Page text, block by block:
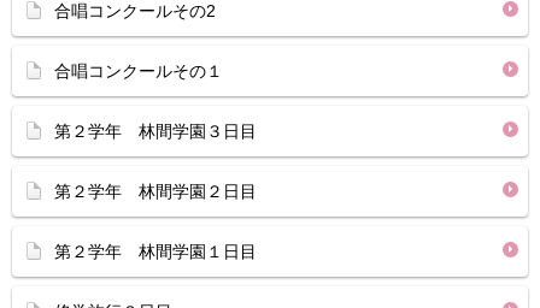
合唱コンクールその2
合唱コンクールその１
第２学年 林間学園３日目
第２学年 林間学園２日目
第２学年 林間学園１日目